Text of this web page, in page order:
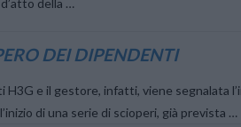
della …
DEI DIPENDENTI
e il gestore, infatti, viene segnalata
di una serie di scioperi, già prevista …